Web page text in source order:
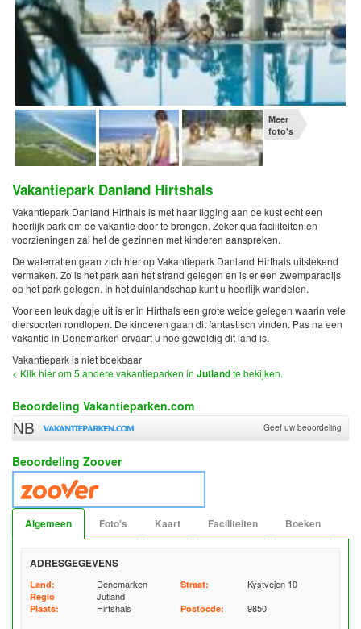
Meer
foto's
Vakantiepark Danland Hirtshals
Vakantiepark Danland Hirthals is met haar ligging aan de kust echt een
heerlijk park om de vakantie door te brengen. Zeker qua faciliteiten en
voorzieningen zal het de gezinnen met kinderen aanspreken.
De waterratten gaan zich hier op Vakantiepark Danland Hirthals uitstekend
vermaken. Zo is het park aan het strand gelegen en is er een zwemparadijs
op het park gelegen. In het duinlandschap kunt u heerlijk wandelen.
Voor een leuk dagje uit is er in Hirthals een grote weide gelegen waarin vele
diersoorten rondlopen. De kinderen gaan dit fantastisch vinden. Pas na een
vakantie in Denemarken ervaart u hoe geweldig dit land is.
Vakantiepark is niet boekbaar
< Klik hier om 5 andere vakantieparken in Jutlandte bekijken.
Beoordeling Vakantieparken.com
NB Geef uw beoordeling
Beoordeling Zoover
Algemeen Foto's Kaart Faciliteiten Boeken
ADRESGEGEVENS
Land: Denemarken Straat: Kystvejen 10
Regio Jutland
Plaats: Hirtshals Postocde: 9850